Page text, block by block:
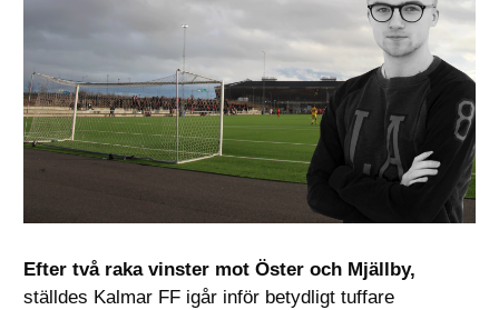
Efter två raka vinster mot Öster och Mjällby,
ställdes Kalmar FF igår inför betydligt tuffare